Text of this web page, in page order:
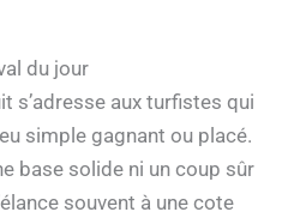
du jour
s’adresse aux turfistes qui
simple gagnant ou placé.
base solide ni un coup sûr
souvent à une cote